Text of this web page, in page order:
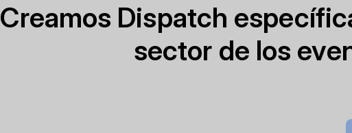
Creamos Dispatch
sector de los